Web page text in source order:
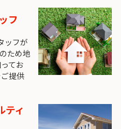
フ
ッフが
ため地
てお
提供
ティ